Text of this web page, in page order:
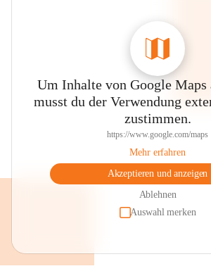
Um Inhalte von Google Maps
musst du der Verwendung
zustimmen.
https://www.google.com/maps
Mehr erfahren
Akzeptieren und anzeigen
Ablehnen
Auswahl merken